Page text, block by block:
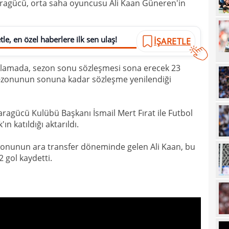
orta saha oyuncusu Ali Kaan Güneren'in
en özel haberlere ilk sen ulaş! İŞARETLE
sezon sonu sözleşmesi sona erecek 23
sonuna kadar sözleşme yenilendiği
Kulübü Başkanı İsmail Mert Fırat ile Futbol
katıldığı aktarıldı.
ara transfer döneminde gelen Ali Kaan, bu
gol kaydetti.